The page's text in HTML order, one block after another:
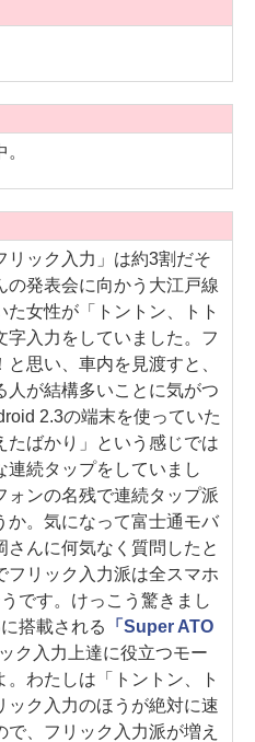
ック入力」は約3割だそ
の発表会に向かう大江戸線
女性が「トントン、トト
字入力をしていました。フ
思い、車内を見渡すと、
人が結構多いことに気がつ
2.3の端末を使っていた
たばかり」という感じでは
連続タップをしていまし
ォンの名残で連続タップ派
か。気になって富士通モバ
んに何気なく質問したと
フリック入力派は全スマホ
です。けっこう驚きまし
搭載される
「Super ATO
ク入力上達に役立つモー
。わたしは「トントン、ト
ック入力のほうが絶対に速
、フリック入力派が増え